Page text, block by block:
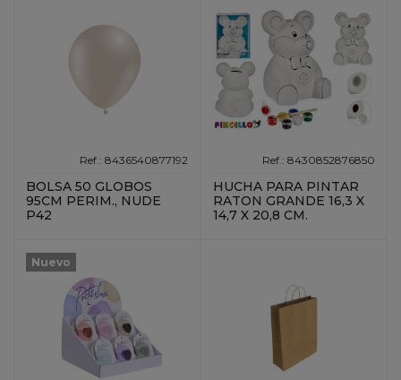
Ref.: 8436540877192
BOLSA 50 GLOBOS
95CM PERIM., NUDE
P42
Ref.: 8430852876850
HUCHA PARA PINTAR
RATON GRANDE 16,3 X
14,7 X 20,8 CM.
Nuevo